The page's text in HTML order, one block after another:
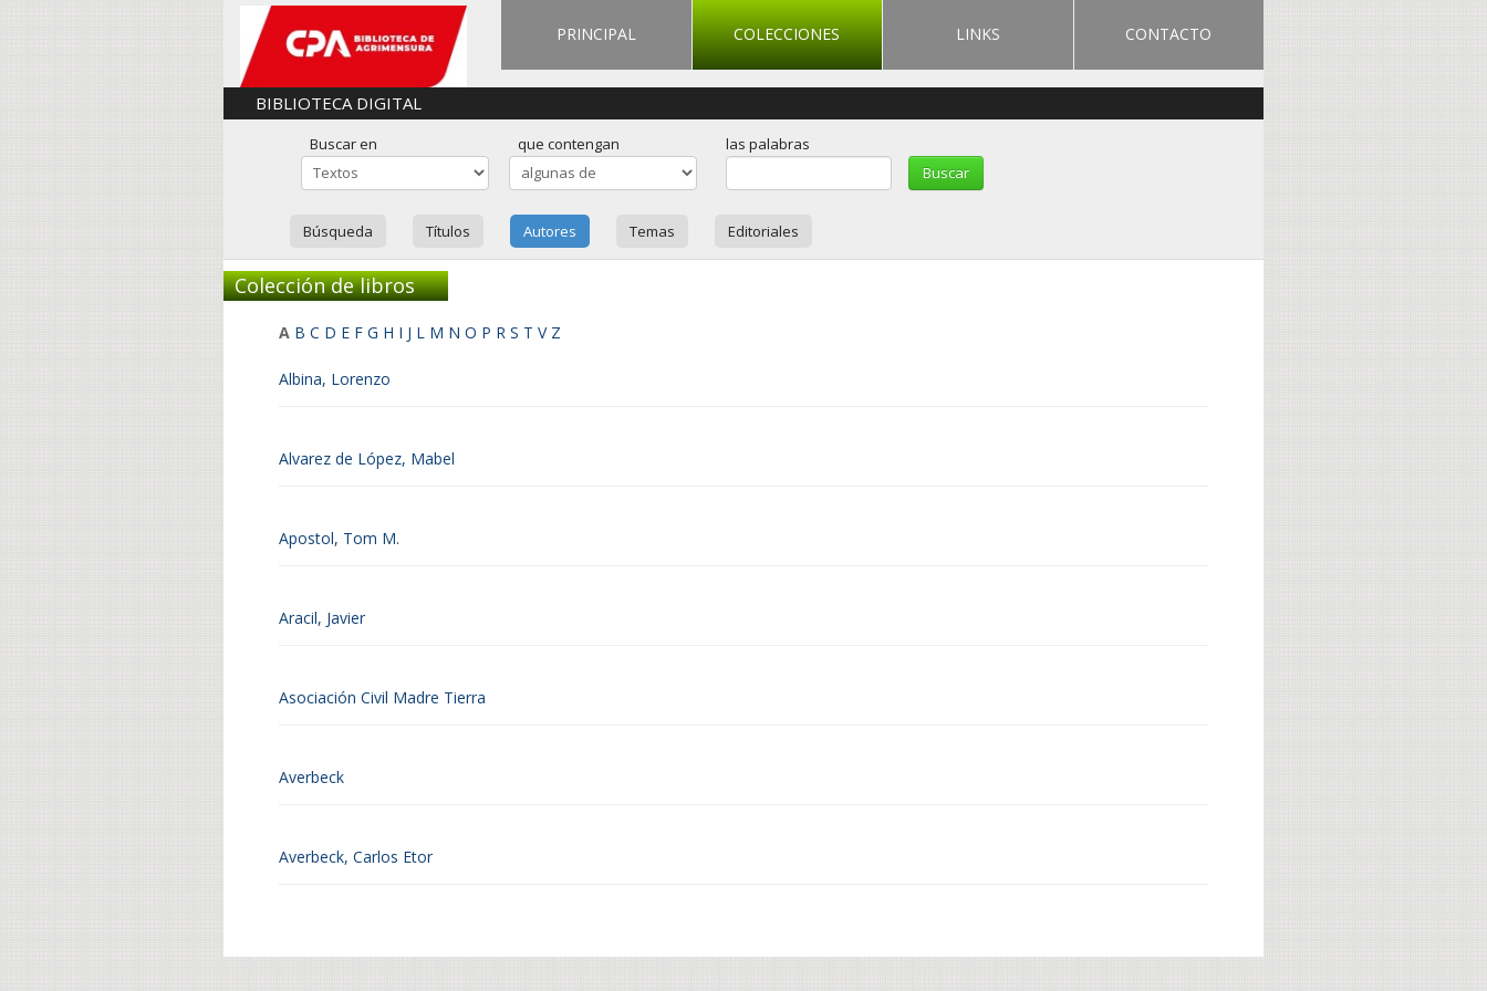
PRINCIPAL COLECCIONES LINKS CONTACTO
BIBLIOTECA DIGITAL
Buscar en que contengan las palabras
Búsqueda Títulos Autores Temas Editoriales
Colección de libros
A B C D E F G H I J L M N O P R S T V Z
Albina, Lorenzo
Alvarez de López, Mabel
Apostol, Tom M.
Aracil, Javier
Asociación Civil Madre Tierra
Averbeck
Averbeck, Carlos Etor